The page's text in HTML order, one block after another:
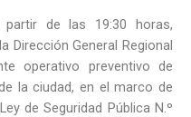
de las 19:30 horas,
Dirección General Regional
operativo preventivo de
la ciudad, en el marco de
de Seguridad Pública N.º